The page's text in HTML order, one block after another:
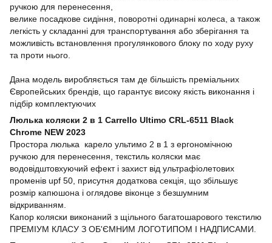
ручкою для перенесення,
велике посадкове сидіння, поворотні одинарні колеса, а також
легкість у складанні для транспортування або зберігання та
можливість встановлення прогулянкового блоку по ходу руху
та проти нього.
Дана модель виробляється там де більшість преміальних
Європейських брендів, що гарантує високу якість виконання і
підбір комплектуючих
Люлька коляски 2 в 1 Carrello Ultimo CRL-6511 Black
Chrome NEW 2023
Простора люлька карело ультимо 2 в 1 з ергономічною
ручкою для перенесення, текстиль коляски має
водовідштовхуючий ефект і захист від ультрафіолетових
променів upf 50, присутня додаткова секція, що збільшує
розмір капюшона і оглядове віконце з безшумним
відкриванням.
Капор коляски виконаний з щільного багатошарового текстилю
ПРЕМІУМ КЛАСУ З ОБ'ЄМНИМ ЛОГОТИПОМ І НАДПИСАМИ.